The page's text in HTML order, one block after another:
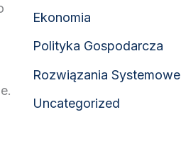
Ekonomia
Polityka Gospodarcza
Rozwiązania Systemowe
Uncategorized